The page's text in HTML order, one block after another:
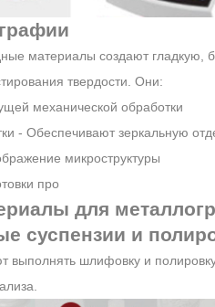
материалы создают гладкую,
твердости. Они:
механической обработки
- Обеспечивают зеркальную
микроструктуры
про
для
суспензии и
выполнять шлифовку и
(PU)